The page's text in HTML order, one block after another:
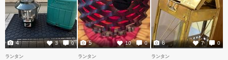
3 0
4 10 0
5 7 0
6
ランタン ランタン ランタン